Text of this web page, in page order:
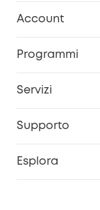
Account
Programmi
Servizi
Supporto
Esplora